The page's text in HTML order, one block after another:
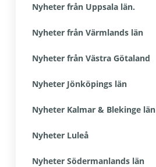
Nyheter från Uppsala län.
Nyheter från Värmlands län
Nyheter från Västra Götaland
Nyheter Jönköpings län
Nyheter Kalmar & Blekinge län
Nyheter Luleå
Nyheter Södermanlands län